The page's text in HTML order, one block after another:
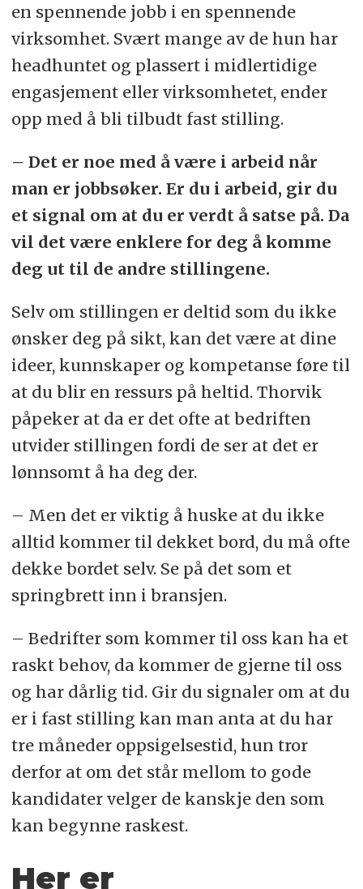
en spennende jobb i en spennende
virksomhet. Svært mange av de hun har
headhuntet og plassert i midlertidige
engasjement eller virksomhetet, ender
opp med å bli tilbudt fast stilling.
– Det er noe med å være i arbeid når
man er jobbsøker. Er du i arbeid, gir du
et signal om at du er verdt å satse på. Da
vil det være enklere for deg å komme
deg ut til de andre stillingene.
Selv om stillingen er deltid som du ikke
ønsker deg på sikt, kan det være at dine
ideer, kunnskaper og kompetanse føre til
at du blir en ressurs på heltid. Thorvik
påpeker at da er det ofte at bedriften
utvider stillingen fordi de ser at det er
lønnsomt å ha deg der.
– Men det er viktig å huske at du ikke
alltid kommer til dekket bord, du må ofte
dekke bordet selv. Se på det som et
springbrett inn i bransjen.
– Bedrifter som kommer til oss kan ha et
raskt behov, da kommer de gjerne til oss
og har dårlig tid. Gir du signaler om at du
er i fast stilling kan man anta at du har
tre måneder oppsigelsestid, hun tror
derfor at om det står mellom to gode
kandidater velger de kanskje den som
kan begynne raskest.
Her er